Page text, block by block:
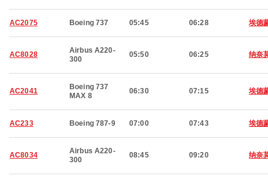
AC2075 Boeing 737 05:45 06:28 埃德
AC8028
Airbus A220-
300
05:50 06:25 纳奈
AC2041
Boeing 737
MAX 8
06:30 07:15 埃德
AC233 Boeing 787-9 07:00 07:43 埃德
AC8034
Airbus A220-
300
08:45 09:20 纳奈